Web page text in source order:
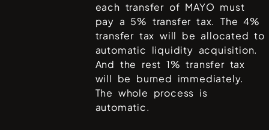
each transfer of MAYO must
pay a 5% transfer tax. The 4%
transfer tax will be allocated to
automatic liquidity acquisition.
And the rest 1% transfer tax
will be burned immediately.
The whole process is
automatic.